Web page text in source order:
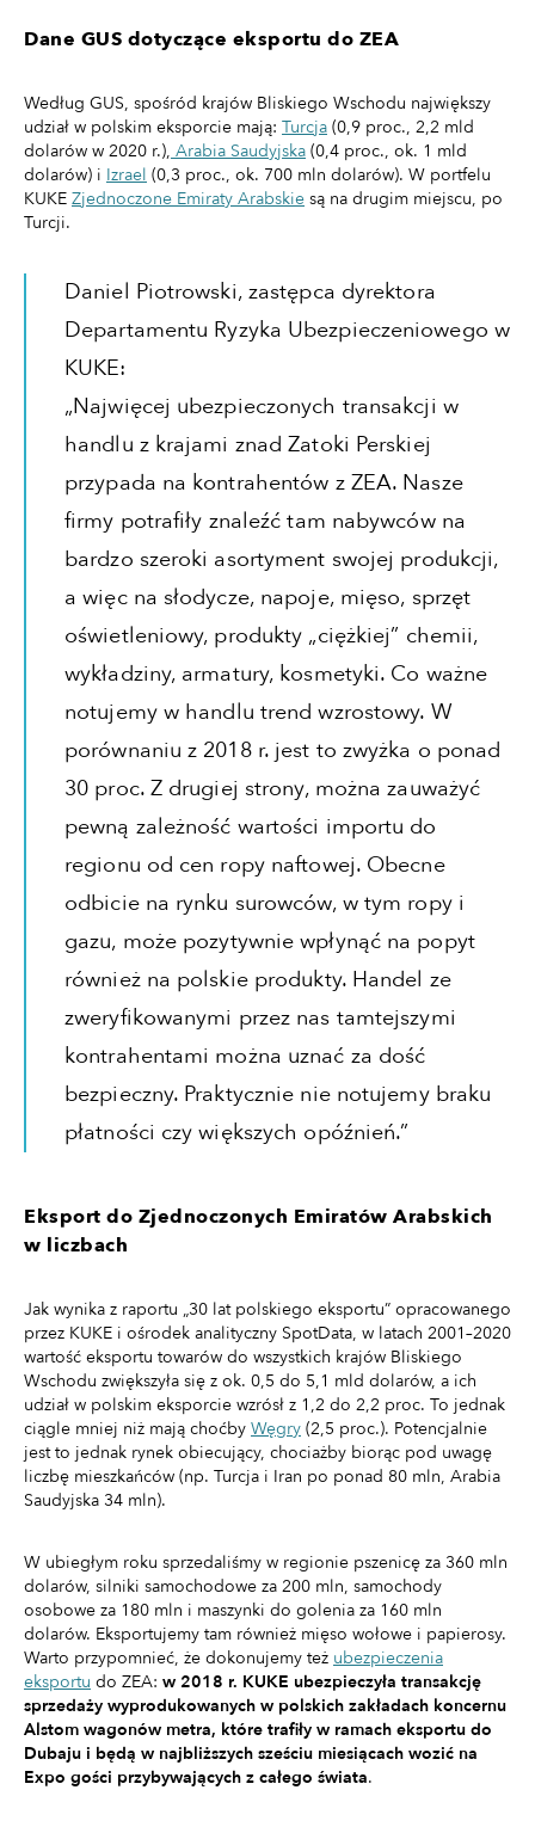
Dane GUS dotyczące eksportu do ZEA
Według GUS, spośród krajów Bliskiego Wschodu największy
udział w polskim eksporcie mają: Turcja (0,9 proc., 2,2 mld
dolarów w 2020 r.), Arabia Saudyjska (0,4 proc., ok. 1 mld
dolarów) i Izrael (0,3 proc., ok. 700 mln dolarów). W portfelu
KUKE Zjednoczone Emiraty Arabskie są na drugim miejscu, po
Turcji.
Daniel Piotrowski, zastępca dyrektora
Departamentu Ryzyka Ubezpieczeniowego w
KUKE:
„Najwięcej ubezpieczonych transakcji w
handlu z krajami znad Zatoki Perskiej
przypada na kontrahentów z ZEA. Nasze
firmy potrafiły znaleźć tam nabywców na
bardzo szeroki asortyment swojej produkcji,
a więc na słodycze, napoje, mięso, sprzęt
oświetleniowy, produkty „ciężkiej” chemii,
wykładziny, armatury, kosmetyki. Co ważne
notujemy w handlu trend wzrostowy. W
porównaniu z 2018 r. jest to zwyżka o ponad
30 proc. Z drugiej strony, można zauważyć
pewną zależność wartości importu do
regionu od cen ropy naftowej. Obecne
odbicie na rynku surowców, w tym ropy i
gazu, może pozytywnie wpłynąć na popyt
również na polskie produkty. Handel ze
zweryfikowanymi przez nas tamtejszymi
kontrahentami można uznać za dość
bezpieczny. Praktycznie nie notujemy braku
płatności czy większych opóźnień.”
Eksport do Zjednoczonych Emiratów Arabskich
w liczbach
Jak wynika z raportu „30 lat polskiego eksportu” opracowanego
przez KUKE i ośrodek analityczny SpotData, w latach 2001–2020
wartość eksportu towarów do wszystkich krajów Bliskiego
Wschodu zwiększyła się z ok. 0,5 do 5,1 mld dolarów, a ich
udział w polskim eksporcie wzrósł z 1,2 do 2,2 proc. To jednak
ciągle mniej niż mają choćby Węgry (2,5 proc.). Potencjalnie
jest to jednak rynek obiecujący, chociażby biorąc pod uwagę
liczbę mieszkańców (np. Turcja i Iran po ponad 80 mln, Arabia
Saudyjska 34 mln).
W ubiegłym roku sprzedaliśmy w regionie pszenicę za 360 mln
dolarów, silniki samochodowe za 200 mln, samochody
osobowe za 180 mln i maszynki do golenia za 160 mln
dolarów. Eksportujemy tam również mięso wołowe i papierosy.
Warto przypomnieć, że dokonujemy też ubezpieczenia
eksportu do ZEA: w 2018 r. KUKE ubezpieczyła transakcję
sprzedaży wyprodukowanych w polskich zakładach koncernu
Alstom wagonów metra, które trafiły w ramach eksportu do
Dubaju i będą w najbliższych sześciu miesiącach wozić na
Expo gości przybywających z całego świata.